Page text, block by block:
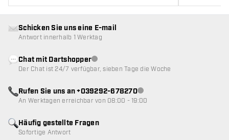
Häufig gestellte Fragen
Sofortige Antwort
Schicken Sie uns eine E-mail
Antwort innerhalb 1 Werktag
Chat mit DartshopperKundenservice nicht verfügbar
Der Chat ist 24/7 verfügbar, sieben Tage die Woche
Rufen Sie uns an +039292-678270Kundenservice nicht
An Werktagen erreichbar von 08:00 - 19:00